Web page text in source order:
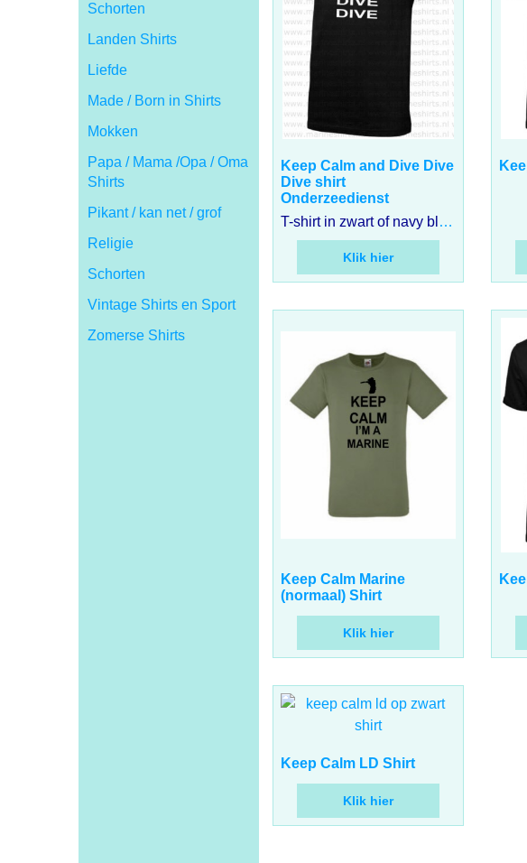
Schorten
Landen Shirts
Liefde
Made / Born in Shirts
Mokken
Papa / Mama /Opa / Oma
Shirts
Pikant / kan net / grof
Religie
Schorten
Vintage Shirts en Sport
Zomerse Shirts
€ 17.00 incl BTW
Keep Calm and Dive Dive
Dive shirt
Onderzeedienst
T-shirt in zwart of navy blauw met contour Walrusklasse en de tekst: Keep Calm and Dive Dive Dive
Klik hier
€
€ 17.00 incl BTW
Keep Calm Marine
(normaal) Shirt
Klik hier
€
€ 17.00 incl BTW
Keep Calm LD Shirt
Klik hier